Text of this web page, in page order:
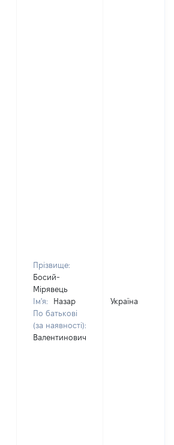
Прізвище:
Босий-
Мірявець
Ім'я:
Назар
По батькові
(за наявності):
Валентинович
Україна